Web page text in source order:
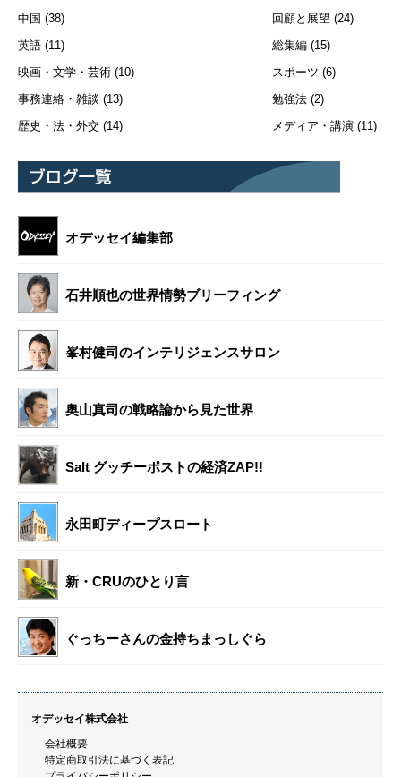
中国 (38)
英語 (11)
映画・文学・芸術 (10)
事務連絡・雑談 (13)
歴史・法・外交 (14)
回顧と展望 (24)
総集編 (15)
スポーツ (6)
勉強法 (2)
メディア・講演 (11)
オデッセイ編集部
石井順也の世界情勢ブリーフィング
峯村健司のインテリジェンスサロン
奥山真司の戦略論から見た世界
Salt グッチーポストの経済ZAP!!
永田町ディープスロート
新・CRUのひとり言
ぐっちーさんの金持ちまっしぐら
オデッセイ株式会社
会社概要
特定商取引法に基づく表記